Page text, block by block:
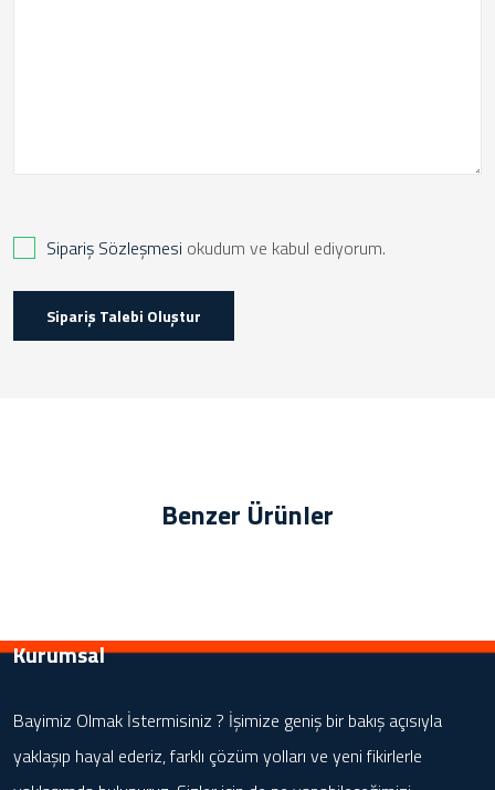
Sipariş Sözleşmesi okudum ve kabul ediyorum.
Sipariş Talebi Oluştur
Benzer Ürünler
Kurumsal
Bayimiz Olmak İstermisiniz ? İşimize geniş bir bakış açısıyla
yaklaşıp hayal ederiz, farklı çözüm yolları ve yeni fikirlerle